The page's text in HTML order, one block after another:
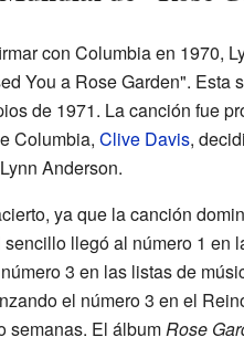
con Columbia en 1970,
You a Rose Garden". Esta
de 1971. La canción fue
Columbia, Clive Davis,
Anderson.
ya que la canción
llegó al número 1 en
3 en las listas de
el número 3 en el
semanas. El álbumRose